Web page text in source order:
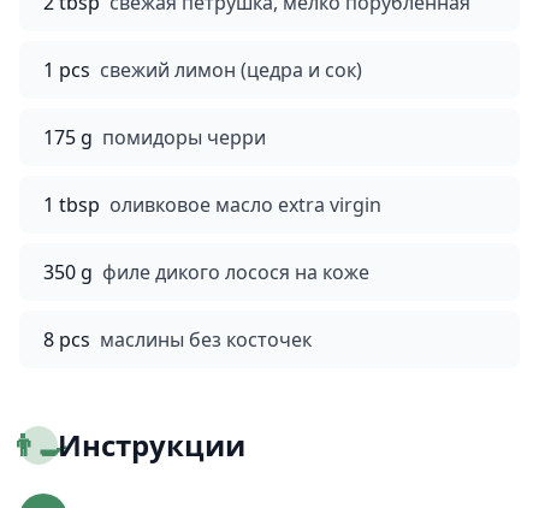
1 pcs свежий лимон (цедра и сок)
175 g помидоры черри
1 tbsp оливковое масло extra virgin
350 g филе дикого лосося на коже
8 pcs маслины без косточек
👨‍🍳Инструкции